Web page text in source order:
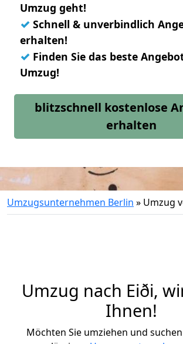
Umzug geht!
✓ Schnell & unverbindlich
erhalten!
✓ Finden Sie das beste
Umzug!
blitzschnell kostenlose
erhalten
Umzugsunternehmen Berlin » Umzug
Umzug nach Eiði,
Ihnen!
Möchten Sie umziehen und